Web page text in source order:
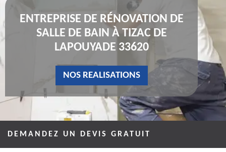
ENTREPRISE DE RÉNOVATION DE
SALLE DE BAIN À TIZAC DE
LAPOUYADE 33620
NOS REALISATIONS
DEMANDEZ UN DEVIS GRATUIT